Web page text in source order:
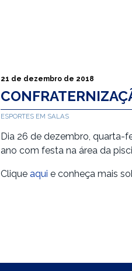
21 de dezembro de 2018
ESPORTES EM SALAS
Dia 26 de dezembro, quarta-
ano com festa na área da
Clique aqui e conheça mais